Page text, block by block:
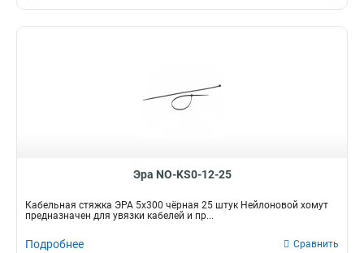
Эра NO-KS0-12-25
Кабельная стяжка ЭРА 5x300 чёрная 25 штук Нейлоновой хомут
предназначен для увязки кабелей и пр...
Подробнее Сравнить